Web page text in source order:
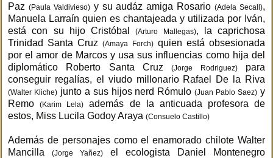
Paz (Paula Valdivieso)y su audáz amiga Rosario(Adela Secall),
Manuela Larraín quien es chantajeada y utilizada por Iván,
está con su hijo Cristóbal(Arturo Mallegas), la caprichosa
Trinidad Santa Cruz(Amaya Forch)quien está obsesionada
por el amor de Marcos y usa sus influencias como hija del
diplomático Roberto Santa Cruz(Jorge Rodriguez)para
conseguir regalías, el viudo millonario Rafael De la Riva
(Walter Kliche)junto a sus hijos nerd Rómulo(Juan Pablo Saez) y
Remo(Karim Lela)
además de la anticuada profesora de
estos, Miss Lucila Godoy Araya (Consuelo Castillo)
Además de personajes como el enamorado chilote Walter
Mancilla
(Jorge Yañez) el ecologista Daniel Montenegro